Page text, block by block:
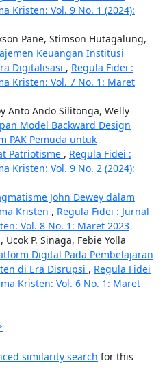
Kristen: Vol. 9 No. 1 (2024):
Pane, Stimson Hutagalung,
Keuangan Institusi
Digitalisasi , Regula Fidei :
Kristen: Vol. 7 No. 1: Maret
Anto Ando Silitonga, Welly
Model Backward Design
PAK Pemuda untuk
Patriotisme , Regula Fidei :
Kristen: Vol. 9 No. 2 (2024):
John Dewey dalam
Kristen , Regula Fidei : Jurnal
Vol. 8 No. 1: Maret 2023
P. Sinaga, Febie Yolla
Digital Pada Pembelajaran
di Era Disrupsi , Regula Fidei
Kristen: Vol. 6 No. 1: Maret
similarity search for this